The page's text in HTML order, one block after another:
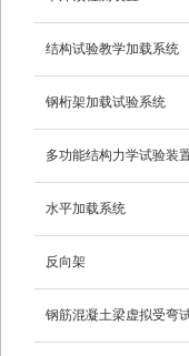
结构试验教学加载系统
钢桁架加载试验系统
多功能结构力学试验装
水平加载系统
反向架
钢筋混凝土梁虚拟受弯